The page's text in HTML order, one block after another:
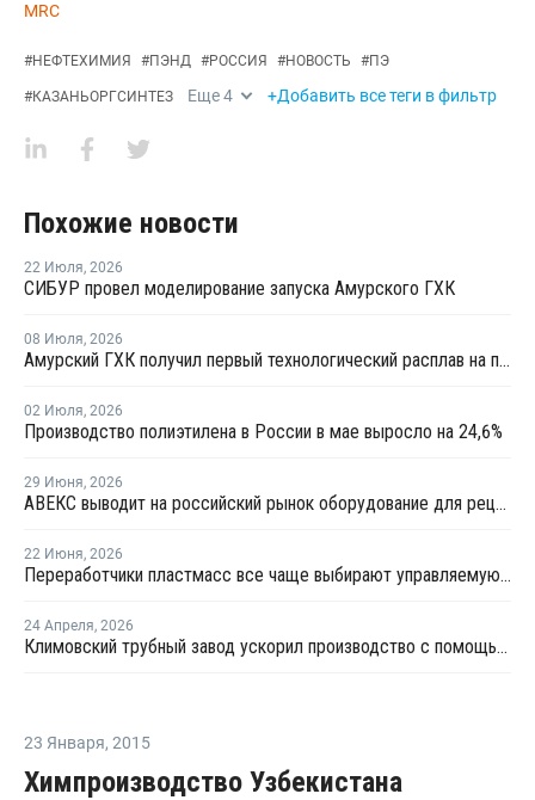
MRC
#НЕФТЕХИМИЯ #ПЭНД #РОССИЯ #НОВОСТЬ #ПЭ
#КАЗАНЬОРГСИНТЕЗ Еще4 +Добавить все теги в фильтр
Похожие новости
22 Июля, 2026
СИБУР провел моделирование запуска Амурского ГХК
08 Июля, 2026
Амурский ГХК получил первый технологический расплав на производстве полиэтилена
02 Июля, 2026
Производство полиэтилена в России в мае выросло на 24,6%
29 Июня, 2026
АВЕКС выводит на российский рынок оборудование для рециклинга Avian Machinery
22 Июня, 2026
Переработчики пластмасс все чаще выбирают управляемую вторичную гранулу
24 Апреля, 2026
Климовский трубный завод ускорил производство с помощью роботов
23 Января, 2015
Химпроизводство Узбекистана